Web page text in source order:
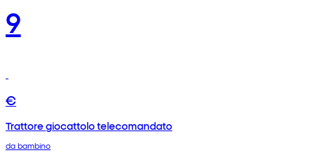
9
€
Trattore giocattolo telecomandato
da bambino